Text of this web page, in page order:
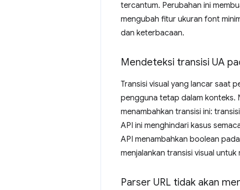
tercantum. Perubahan ini
mengubah fitur ukuran font
dan keterbacaan.
Mendeteksi transisi UA
Transisi visual yang lancar saat
pengguna tetap dalam konteks.
menambahkan transisi ini:
API ini menghindari kasus
API menambahkan boolean pada
menjalankan transisi visual
Parser URL tidak akan